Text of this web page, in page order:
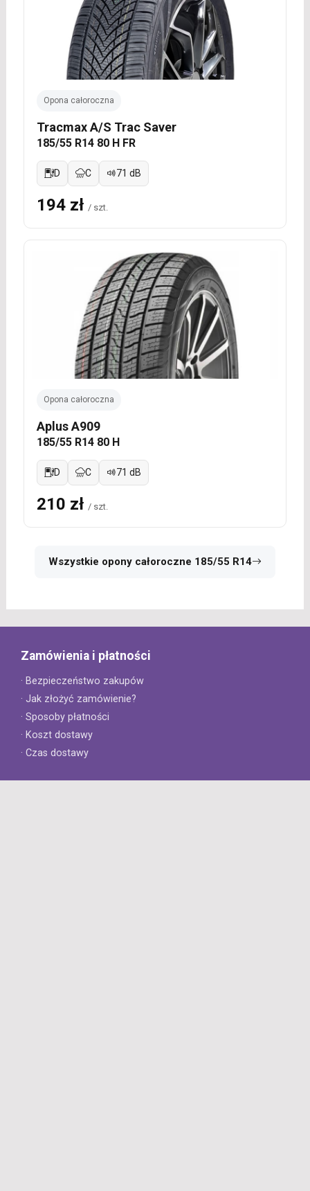
Opona całoroczna
Tracmax A/S Trac Saver
185/55 R14 80 H FR
D C 71 dB
194 zł / szt.
Opona całoroczna
Aplus A909
185/55 R14 80 H
D C 71 dB
210 zł / szt.
Wszystkie opony całoroczne 185/55 R14
Zamówienia i płatności
· Bezpieczeństwo zakupów
· Jak złożyć zamówienie?
· Sposoby płatności
· Koszt dostawy
· Czas dostawy